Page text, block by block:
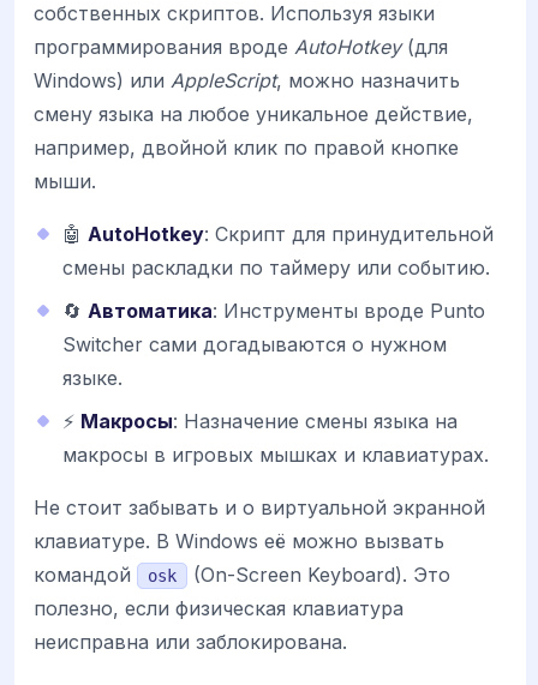
собственных скриптов. Используя языки
программирования вроде AutoHotkey(для
Windows) или AppleScript, можно назначить
смену языка на любое уникальное действие,
например, двойной клик по правой кнопке
мыши.
🤖 AutoHotkey: Скрипт для принудительной
смены раскладки по таймеру или событию.
🔄 Автоматика: Инструменты вроде Punto
Switcher сами догадываются о нужном
языке.
⚡ Макросы: Назначение смены языка на
макросы в игровых мышках и клавиатурах.
Не стоит забывать и о виртуальной экранной
клавиатуре. В Windows её можно вызвать
командой
osk
(On-Screen Keyboard). Это
полезно, если физическая клавиатура
неисправна или заблокирована.